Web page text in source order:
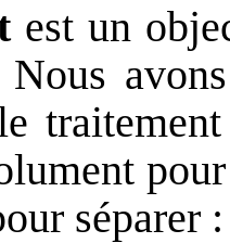
est un
séparer :